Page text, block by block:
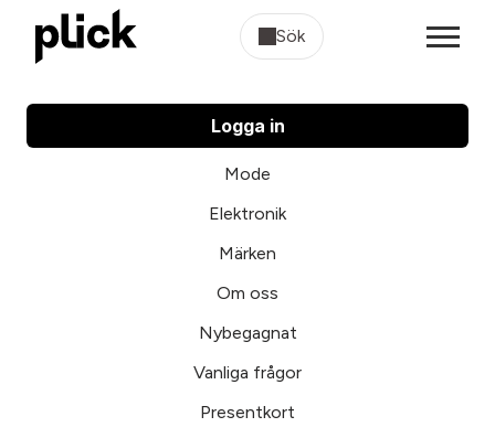
Sök
Logga in
Mode
Elektronik
Märken
Om oss
Nybegagnat
Vanliga frågor
Presentkort